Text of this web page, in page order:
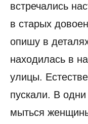
встречались
в старых
опишу в
находилась в
улицы.
пускали. В
мыться